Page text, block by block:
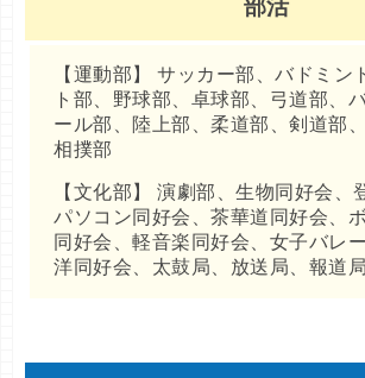
部活
【運動部】 サッカー部、バドミン
ト部、野球部、卓球部、弓道部、
ール部、陸上部、柔道部、剣道部、
相撲部
【文化部】 演劇部、生物同好会、
パソコン同好会、茶華道同好会、
同好会、軽音楽同好会、女子バレ
洋同好会、太鼓局、放送局、報道